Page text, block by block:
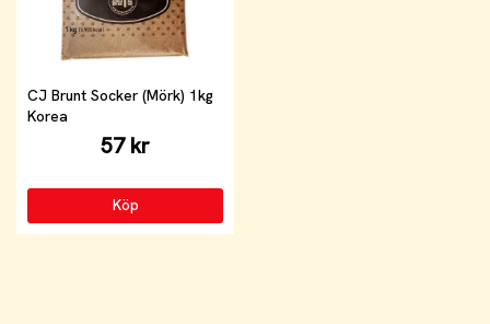
CJ Brunt Socker (Mörk) 1kg
Korea
57 kr
Köp